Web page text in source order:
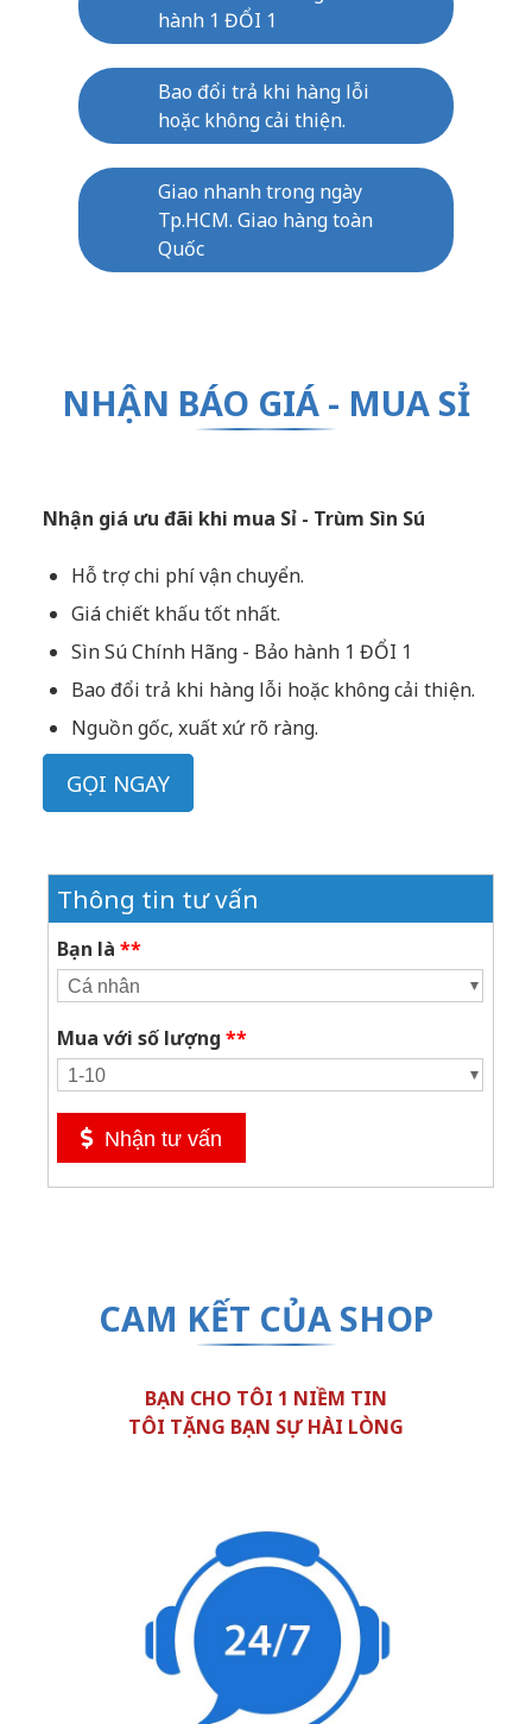
hành 1 ĐỔI 1
Bao đổi trả khi hàng lỗi
hoặc không cải thiện.
Giao nhanh trong ngày
Tp.HCM. Giao hàng toàn
Quốc
NHẬN BÁO GIÁ - MUA SỈ
Nhận giá ưu đãi khi mua Sỉ - Trùm Sìn Sú
Hỗ trợ chi phí vận chuyển.
Giá chiết khấu tốt nhất.
Sìn Sú Chính Hãng - Bảo hành 1 ĐỔI 1
Bao đổi trả khi hàng lỗi hoặc không cải thiện.
Nguồn gốc, xuất xứ rõ ràng.
GỌI NGAY
Thông tin tư vấn
Bạn là**
Mua với số lượng**
Nhận tư vấn
CAM KẾT CỦA SHOP
BẠN CHO TÔI 1 NIỀM TIN
TÔI TẶNG BẠN SỰ HÀI LÒNG